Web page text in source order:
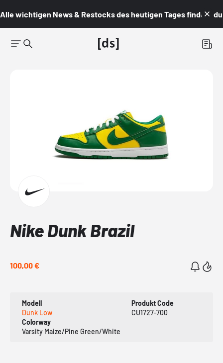
Alle wichtigen News & Restocks des heutigen Tages findest du
Nike Dunk Brazil
100,00 €
Modell
Dunk Low
Produkt Code
CU1727-700
Colorway
Varsity Maize/Pine Green/White